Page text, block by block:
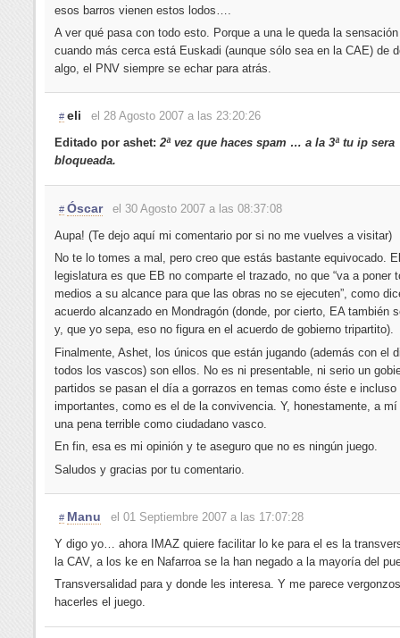
esos barros vienen estos lodos….
A ver qué pasa con todo esto. Porque a una le queda la
cuando más cerca está Euskadi (aunque sólo sea en la CAE) de
algo, el PNV siempre se echar para atrás.
# eli
el 28 Agosto 2007 a las 23:20:26
Editado por ashet:2ª vez que haces spam … a la 3ª tu ip sera
bloqueada.
# Óscar
el 30 Agosto 2007 a las 08:37:08
Aupa! (Te dejo aquí mi comentario por si no me vuelves a visitar)
No te lo tomes a mal, pero creo que estás bastante equivocado.
legislatura es que EB no comparte el trazado, no que “va a poner
medios a su alcance para que las obras no se ejecuten”, como
acuerdo alcanzado en Mondragón (donde, por cierto, EA también
y, que yo sepa, eso no figura en el acuerdo de gobierno tripartito).
Finalmente, Ashet, los únicos que están jugando (además con el
todos los vascos) son ellos. No es ni presentable, ni serio un
partidos se pasan el día a gorrazos en temas como éste e incluso
importantes, como es el de la convivencia. Y, honestamente, a mí
una pena terrible como ciudadano vasco.
En fin, esa es mi opinión y te aseguro que no es ningún juego.
Saludos y gracias por tu comentario.
# Manu
el 01 Septiembre 2007 a las 17:07:28
Y digo yo… ahora IMAZ quiere facilitar lo ke para el es la
la CAV, a los ke en Nafarroa se la han negado a la mayoría del
Transversalidad para y donde les interesa. Y me parece
hacerles el juego.